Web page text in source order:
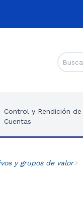
Control y Rendición de
Cuentas
y grupos de valor